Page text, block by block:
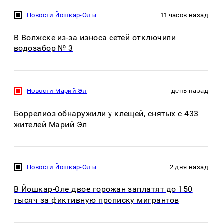
Новости Йошкар-Олы 11 часов назад
В Волжске из-за износа сетей отключили
водозабор № 3
Новости Марий Эл день назад
Боррелиоз обнаружили у клещей, снятых с 433
жителей Марий Эл
Новости Йошкар-Олы 2 дня назад
В Йошкар-Оле двое горожан заплатят до 150
тысяч за фиктивную прописку мигрантов